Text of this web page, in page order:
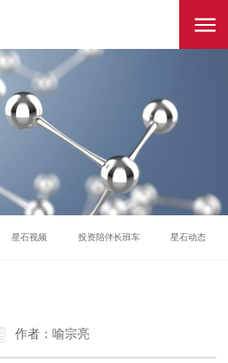
星石视频 投资陪伴长班车 星石动态
作者：喻宗亮